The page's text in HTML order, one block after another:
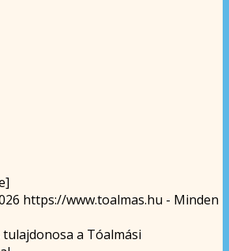
https://www.toalmas.hu - Minden
a Tóalmási